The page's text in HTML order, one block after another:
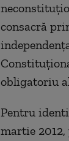
consacră
obligatoriu
Pentru
martie